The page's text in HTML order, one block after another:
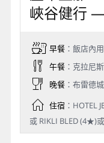
峽谷健行
早餐：飯店內用
午餐：克拉尼
晚餐：布雷德
住宿：HOTEL
或 RIKLI BLED (4★)